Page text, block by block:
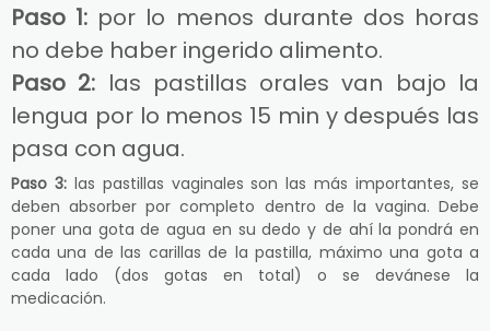
Paso 1: por lo menos durante dos horas
no debe haber ingerido alimento.
Paso 2: las pastillas orales van bajo la
lengua por lo menos 15 min y después las
pasa con agua.
Paso 3:las pastillas vaginales son las más importantes, se
deben absorber por completo dentro de la vagina. Debe
poner una gota de agua en su dedo y de ahí la pondrá en
cada una de las carillas de la pastilla, máximo una gota a
cada lado (dos gotas en total) o se devánese la
medicación.